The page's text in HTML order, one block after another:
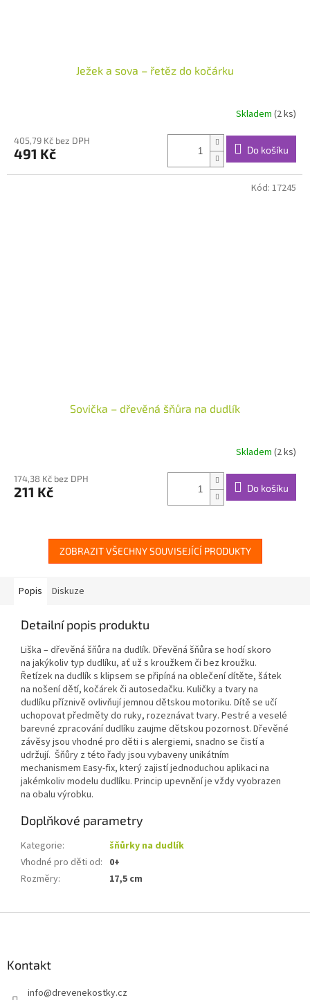
Ježek a sova – řetěz do kočárku
Skladem (2 ks)
405,79 Kč bez DPH
491 Kč Do košíku
Sovička – dřevěná šňůra na dudlík
Skladem (2 ks)
174,38 Kč bez DPH
211 Kč Do košíku
Kód: 17245
ZOBRAZIT VŠECHNY SOUVISEJÍCÍ PRODUKTY
Popis Diskuze
Detailní popis produktu
Liška – dřevěná šňůra na dudlík. Dřevěná šňůra se hodí skoro
na jakýkoliv typ dudlíku, ať už s kroužkem či bez kroužku.
Řetízek na dudlík s klipsem se připíná na oblečení dítěte, šátek
na nošení dětí, kočárek či autosedačku. Kuličky a tvary na
dudlíku příznivě ovlivňují jemnou dětskou motoriku. Dítě se učí
uchopovat předměty do ruky, rozeznávat tvary. Pestré a veselé
barevné zpracování dudlíku zaujme dětskou pozornost. Dřevěné
závěsy jsou vhodné pro děti i s alergiemi, snadno se čistí a
udržují. Šňůry z této řady jsou vybaveny unikátním
mechanismem Easy-fix, který zajistí jednoduchou aplikaci na
jakémkoliv modelu dudlíku. Princip upevnění je vždy vyobrazen
na obalu výrobku.
Doplňkové parametry
Kategorie:
šňůrky na dudlík
Vhodné pro děti od: 0+
Rozměry: 17,5 cm
Kontakt
info@drevenekostky.cz